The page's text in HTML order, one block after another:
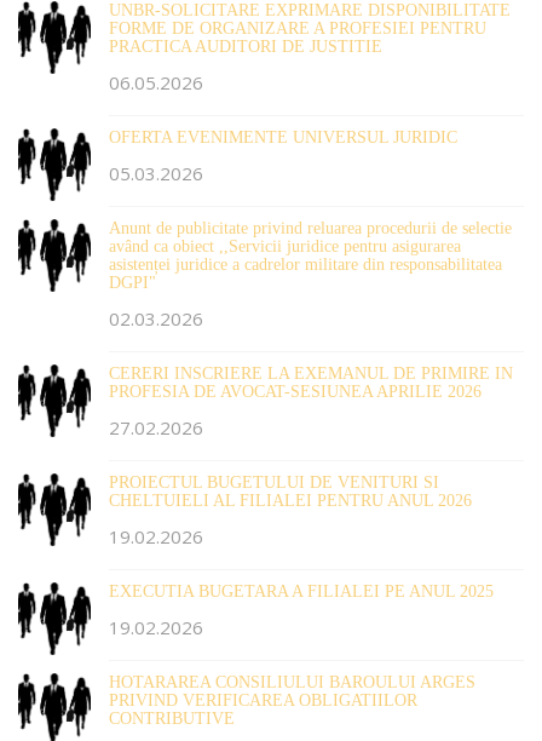
UNBR-SOLICITARE EXPRIMARE DISPONIBILITATE
FORME DE ORGANIZARE A PROFESIEI PENTRU
PRACTICA AUDITORI DE JUSTITIE
06.05.2026
OFERTA EVENIMENTE UNIVERSUL JURIDIC
05.03.2026
Anunt de publicitate privind reluarea procedurii de selectie
având ca obiect ,,Servicii juridice pentru asigurarea
asistenței juridice a cadrelor militare din responsabilitatea
DGPI"
02.03.2026
CERERI INSCRIERE LA EXEMANUL DE PRIMIRE IN
PROFESIA DE AVOCAT-SESIUNEA APRILIE 2026
27.02.2026
PROIECTUL BUGETULUI DE VENITURI SI
CHELTUIELI AL FILIALEI PENTRU ANUL 2026
19.02.2026
EXECUTIA BUGETARA A FILIALEI PE ANUL 2025
19.02.2026
HOTARAREA CONSILIULUI BAROULUI ARGES
PRIVIND VERIFICAREA OBLIGATIILOR
CONTRIBUTIVE